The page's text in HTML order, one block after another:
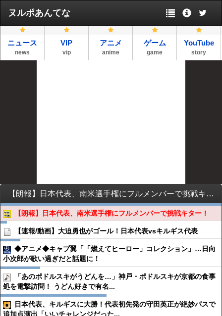
ヌルポあんてな
ニュース
news
VIP
vip
アニメ
anime
ゲーム
game
YouTube
story
【朗報】日本代表、南米選手権にフルメンバーで挑戦キター！
【朗報】日本代表、南米選手権にフルメンバーで挑戦キター！
【速報/動画】大迫勇也がゴール！日本代表vsキルギス代表
◆アニメ◆キャプ翼「「燃えてヒーロー」コレクション」…日向
小次郎が歌い過ぎだと話題に！
「あのポドルスキがうどんを…」神戸・ポドルスキが京都の食事
処を電撃訪問！ うどん好きで有名...
日本代表、キルギスに大勝！代表初先発の守田英正が絶妙パスで
追加点演出「いいチャレンジだった...